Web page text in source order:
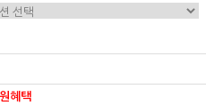
혜택